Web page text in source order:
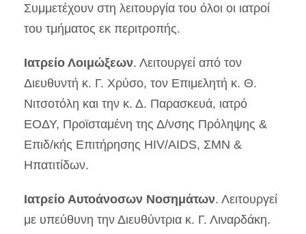
Συμμετέχουν στη λειτουργία του όλοι οι ιατροί
του τμήματος εκ περιτροπής.
Ιατρείο Λοιμώξεων. Λειτουργεί από τον
Διευθυντή κ. Γ. Χρύσο, τον Επιμελητή κ. Θ.
Νιτσοτόλη και την κ. Δ. Παρασκευά, ιατρό
ΕΟΔΥ, Προϊσταμένη της Δ/νσης Πρόληψης &
Επιδ/κής Επιτήρησης HIV/AIDS, ΣΜΝ &
Ηπατιτίδων.
Ιατρείο Αυτοάνοσων Νοσημάτων. Λειτουργεί
με υπεύθυνη την Διευθύντρια κ. Γ. Λιναρδάκη.